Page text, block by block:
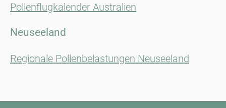
Pollenflugkalender Australien
Neuseeland
Regionale Pollenbelastungen Neuseeland